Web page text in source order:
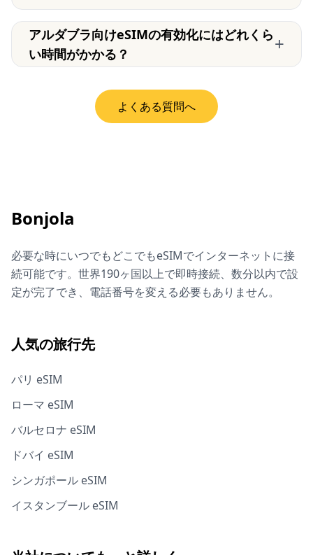
アルダブラ向けeSIMの有効化にはどれくら
い時間がかかる？
+
よくある質問へ
Bonjola
必要な時にいつでもどこでもeSIMでインターネットに接
続可能です。世界190ヶ国以上で即時接続、数分以内で設
定が完了でき、電話番号を変える必要もありません。
人気の旅行先
パリ eSIM
ローマ eSIM
バルセロナ eSIM
ドバイ eSIM
シンガポール eSIM
イスタンブール eSIM